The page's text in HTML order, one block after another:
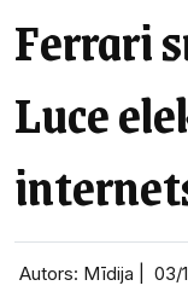
Ferrari
Luce
Autors: Mīdija | 03/